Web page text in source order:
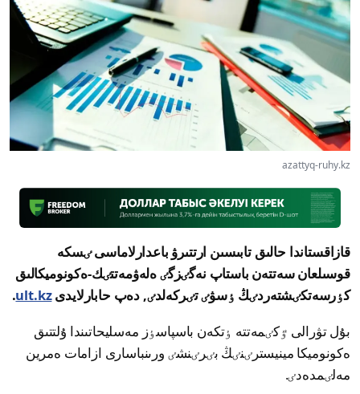
azattyq-ruhy.kz
قازاقستاندا حالىق تابىسىن ارتتىرۋ باعدارلاماسى ٸسكە
قوسىلعان سەتتەن باستاپ نەگٸزگٸ ەلەۋمەتتٸك-ەكونوميكالىق
كٶرسەتكٸشتەردٸڭ ٶسۋٸ تٸركەلدٸ, دەپ حابارلايدىult.kz
.
بۇل تۋرالى ٷكٸمەتتە ٶتكەن باسپاسٶز مەسليحاتىندا ۇلتتىق
ەكونوميكا مينيسترٸنٸڭ بٸرٸنشٸ ورىنباسارى ازامات ەمرين
مەلٸمدەدٸ.